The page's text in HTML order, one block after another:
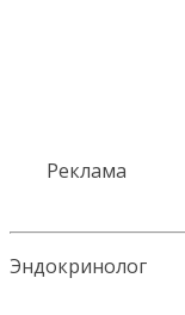
Реклама
Эндокринолог